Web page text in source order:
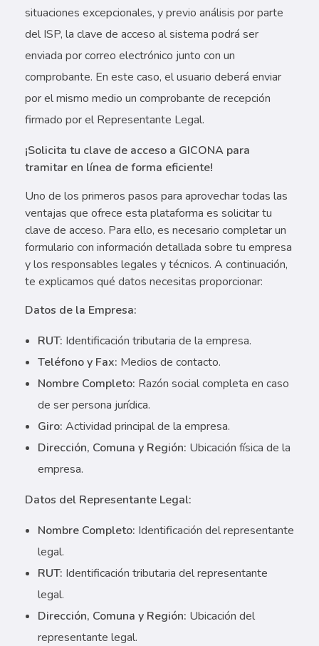
situaciones excepcionales, y previo análisis por parte
del ISP, la clave de acceso al sistema podrá ser
enviada por correo electrónico junto con un
comprobante. En este caso, el usuario deberá enviar
por el mismo medio un comprobante de recepción
firmado por el Representante Legal.
¡Solicita tu clave de acceso a GICONA para
tramitar en línea de forma eficiente!
Uno de los primeros pasos para aprovechar todas las
ventajas que ofrece esta plataforma es solicitar tu
clave de acceso. Para ello, es necesario completar un
formulario con información detallada sobre tu empresa
y los responsables legales y técnicos. A continuación,
te explicamos qué datos necesitas proporcionar:
Datos de la Empresa:
RUT: Identificación tributaria de la empresa.
Teléfono y Fax: Medios de contacto.
Nombre Completo: Razón social completa en caso
de ser persona jurídica.
Giro: Actividad principal de la empresa.
Dirección, Comuna y Región: Ubicación física de la
empresa.
Datos del Representante Legal:
Nombre Completo: Identificación del representante
legal.
RUT: Identificación tributaria del representante
legal.
Dirección, Comuna y Región: Ubicación del
representante legal.